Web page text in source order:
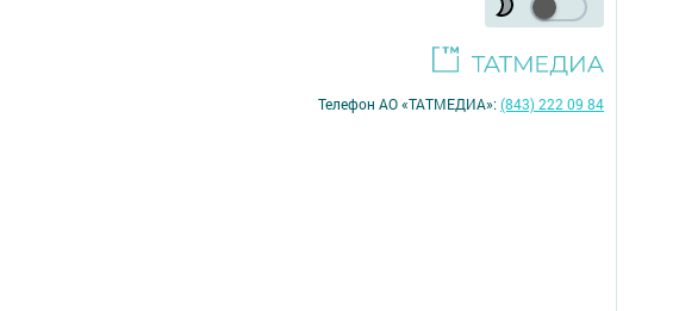
Телефон АО «ТАТМЕДИА»:(843) 222 09 84